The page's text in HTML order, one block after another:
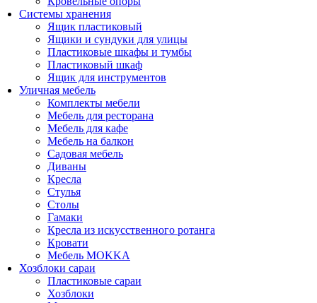
Системы хранения
Ящик пластиковый
Ящики и сундуки для улицы
Пластиковые шкафы и тумбы
Пластиковый шкаф
Ящик для инструментов
Уличная мебель
Комплекты мебели
Мебель для ресторана
Мебель для кафе
Мебель на балкон
Садовая мебель
Диваны
Кресла
Стулья
Столы
Гамаки
Кресла из искусственного ротанга
Кровати
Мебель MOKKA
Хозблоки сараи
Пластиковые сараи
Хозблоки